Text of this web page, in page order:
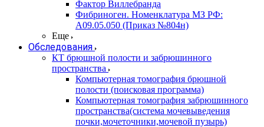
Фактор Виллебранда
Фибриноген. Номенклатура МЗ РФ:
A09.05.050 (Приказ №804н)
Еще
Обследования
КТ брюшной полости и забрюшинного
пространства
Компьютерная томография брюшной
полости (поисковая программа)
Компьютерная томография забрюшинного
пространства(система мочевыведения
почки,мочеточники,мочевой пузырь)